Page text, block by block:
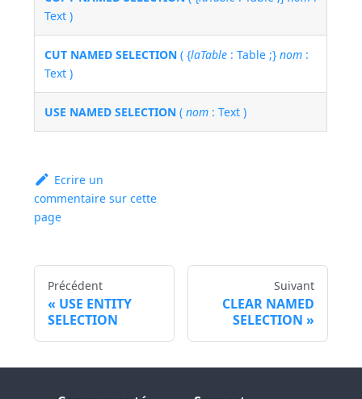
Text )
CUT NAMED SELECTION ( {laTable : Table ;}nom :
Text )
USE NAMED SELECTION (nom : Text )
Ecrire un
commentaire sur cette
page
Précédent
USE ENTITY
SELECTION
Suivant
CLEAR NAMED
SELECTION